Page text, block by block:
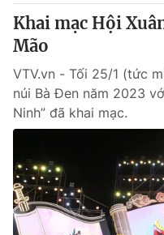
Khai mạc Hội
Mão
VTV.vn - Tối 25/1 (tức
núi Bà Đen năm 2023
Ninh” đã khai mạc.